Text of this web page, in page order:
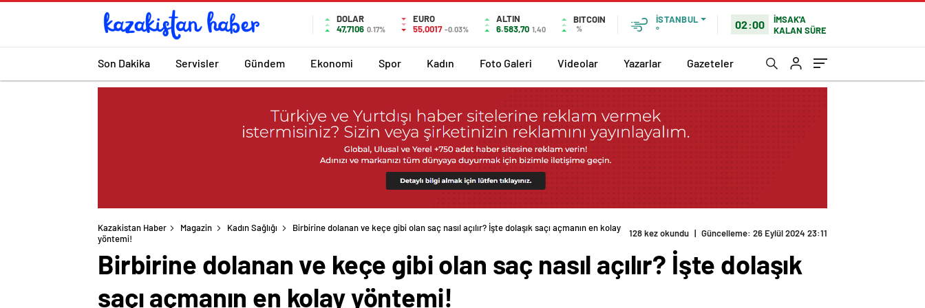
DOLAR
47,7106 0.17%
EURO
55,0017 -0.03%
ALTIN
6.583,70 1,40
BITCOIN
%
İSTANBUL
°
02:00
İMSAK'A
KALAN SÜRE
Son Dakika Servisler Gündem Ekonomi Spor Kadın Foto Galeri Videolar Yazarlar Gazeteler
Kazakistan Haber Magazin Kadın Sağlığı Birbirine dolanan ve keçe gibi olan saç nasıl açılır? İşte dolaşık saçı açmanın en kolay yöntemi!
Birbirine dolanan ve keçe gibi olan saç nasıl açılır? İşte dolaşık
saçı açmanın en kolay yöntemi!